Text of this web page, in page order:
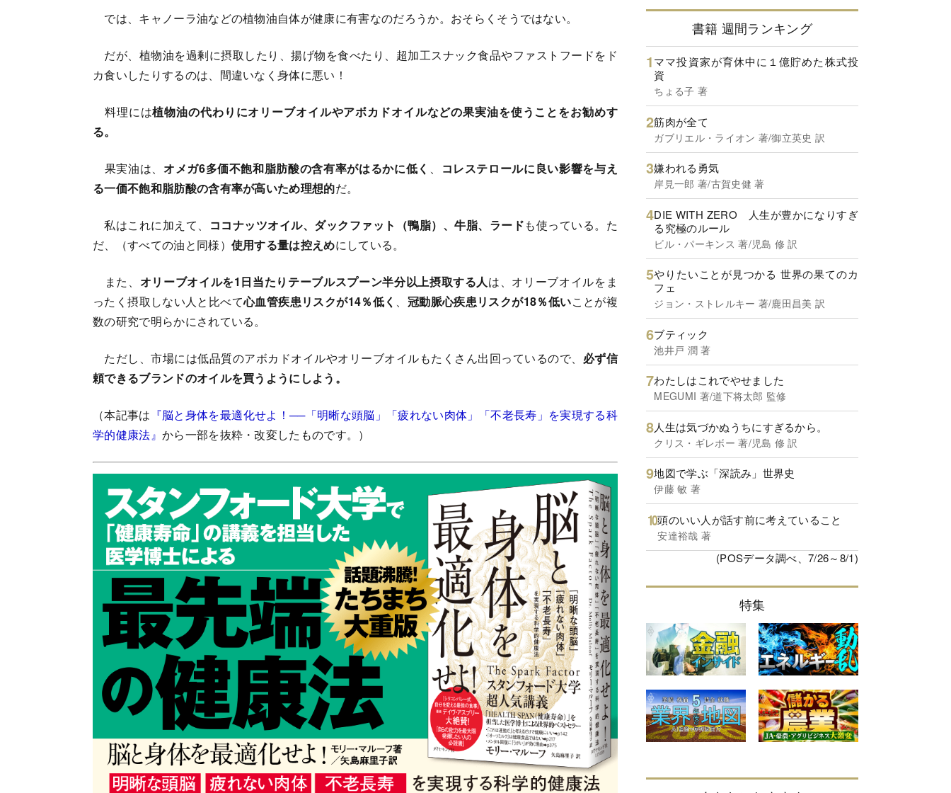
では、キャノーラ油などの植物油自体が健康に有害なのだろうか。おそらくそうではない。
だが、植物油を過剰に摂取したり、揚げ物を食べたり、超加工スナック食品やファストフードをド
カ食いしたりするのは、間違いなく身体に悪い！
料理には植物油の代わりにオリーブオイルやアボカドオイルなどの果実油を使うことをお勧めす
る。
果実油は、 オメガ6多価不飽和脂肪酸の含有率がはるかに低く 、
コレステロールに良い影響を与え
る一価不飽和脂肪酸の含有率が高いため理想的だ。
私はこれに加えて、 ココナッツオイル、ダックファット（鴨脂）、牛脂、ラードも使っている。た
だ、（すべての油と同様） 使用する量は控えめにしている。
また、 オリーブオイルを1日当たりテーブルスプーン半分以上摂取する人は、オリーブオイルをま
ったく摂取しない人と比べて心血管疾患リスクが14％低く 、 冠動脈心疾患リスクが18％低いことが複
数の研究で明らかにされている。
ただし、市場には低品質のアボカドオイルやオリーブオイルもたくさん出回っているので、 必ず信
頼できるブランドのオイルを買うようにしよう。
（本記事は 『脳と身体を最適化せよ！──「明晰な頭脳」「疲れない肉体」「不老長寿」を実現する科
学的健康法』 から一部を抜粋・改変したものです。）
書籍 週間ランキング
ママ投資家が育休中に１億貯めた株式投
資
ちょる子 著
筋肉が全て
ガブリエル・ライオン 著/御立英史 訳
嫌われる勇気
岸見一郎 著/古賀史健 著
DIE WITH ZERO 人生が豊かになりすぎ
る究極のルール
ビル・パーキンス 著/児島 修 訳
やりたいことが見つかる 世界の果てのカ
フェ
ジョン・ストレルキー 著/鹿田昌美 訳
ブティック
池井戸 潤 著
わたしはこれでやせました
MEGUMI 著/道下将太郎 監修
人生は気づかぬうちにすぎるから。
クリス・ギレボー 著/児島 修 訳
地図で学ぶ「深読み」世界史
伊藤 敏 著
頭のいい人が話す前に考えていること
安達裕哉 著
(POSデータ調べ、7/26～8/1)
特集